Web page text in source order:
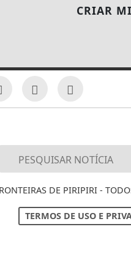
CRIAR
DE PIRIPIRI -
TERMOS DE USO E